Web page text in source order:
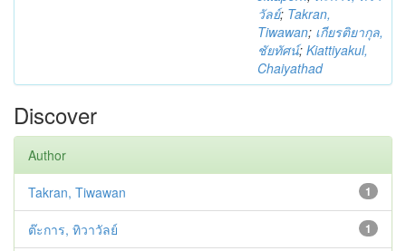
วัลย์; Takran,
Tiwawan; เกียรติยากุล,
ชัยทัศน์; Kiattiyakul,
Chaiyathad
Discover
Author
1
Takran, Tiwawan
1
ต๊ะการ, ทิวาวัลย์